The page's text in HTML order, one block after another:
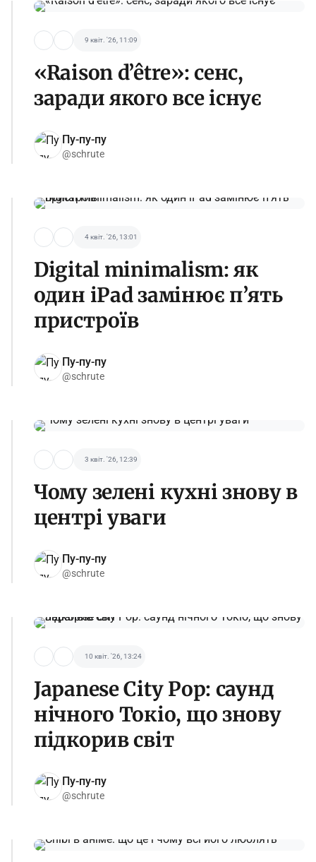
9 квіт. '26, 11:09
«Raison d’être»: сенс,
заради якого все існує
Пу-пу-пу
@schrute
4 квіт. '26, 13:01
Digital minimalism: як
один iPad замінює п’ять
пристроїв
Пу-пу-пу
@schrute
3 квіт. '26, 12:39
Чому зелені кухні знову в
центрі уваги
Пу-пу-пу
@schrute
10 квіт. '26, 13:24
Japanese City Pop: саунд
нічного Токіо, що знову
підкорив світ
Пу-пу-пу
@schrute